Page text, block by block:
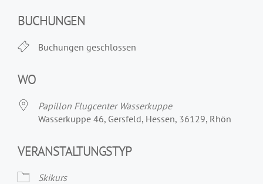
BUCHUNGEN
Buchungen geschlossen
WO
Papillon Flugcenter Wasserkuppe
Wasserkuppe 46, Gersfeld, Hessen, 36129, Rhön
VERANSTALTUNGSTYP
Skikurs